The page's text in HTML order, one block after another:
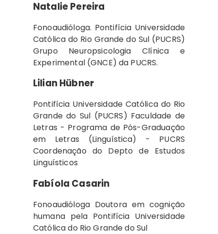
Natalie Pereira
Fonoaudióloga. Pontifícia Universidade
Católica do Rio Grande do Sul (PUCRS)
Grupo Neuropsicologia Clínica e
Experimental (GNCE) da PUCRS.
Lilian Hübner
Pontifícia Universidade Católica do Rio
Grande do Sul (PUCRS) Faculdade de
Letras - Programa de Pós-Graduação
em Letras (Linguística) - PUCRS
Coordenação do Depto de Estudos
Linguísticos
Fabíola Casarin
Fonoaudióloga Doutora em cognição
humana pela Pontifícia Universidade
Católica do Rio Grande do Sul